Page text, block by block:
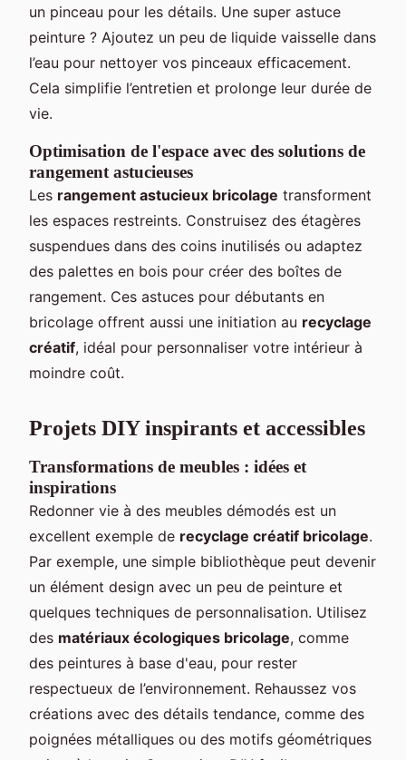
un pinceau pour les détails. Une super astuce
peinture ? Ajoutez un peu de liquide vaisselle dans
l’eau pour nettoyer vos pinceaux efficacement.
Cela simplifie l’entretien et prolonge leur durée de
vie.
Optimisation de l'espace avec des solutions de
rangement astucieuses
Les rangement astucieux bricolage transforment
les espaces restreints. Construisez des étagères
suspendues dans des coins inutilisés ou adaptez
des palettes en bois pour créer des boîtes de
rangement. Ces astuces pour débutants en
bricolage offrent aussi une initiation au recyclage
créatif, idéal pour personnaliser votre intérieur à
moindre coût.
Projets DIY inspirants et accessibles
Transformations de meubles : idées et
inspirations
Redonner vie à des meubles démodés est un
excellent exemple de recyclage créatif bricolage.
Par exemple, une simple bibliothèque peut devenir
un élément design avec un peu de peinture et
quelques techniques de personnalisation. Utilisez
des matériaux écologiques bricolage, comme
des peintures à base d'eau, pour rester
respectueux de l’environnement. Rehaussez vos
créations avec des détails tendance, comme des
poignées métalliques ou des motifs géométriques